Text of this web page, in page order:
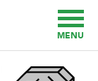
MENU